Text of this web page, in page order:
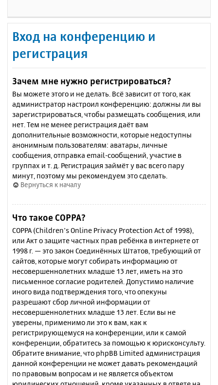
Вход на конференцию и
регистрация
Зачем мне нужно регистрироваться?
Вы можете этого и не делать. Всё зависит от того, как
администратор настроил конференцию: должны ли вы
зарегистрироваться, чтобы размещать сообщения, или
нет. Тем не менее регистрация даёт вам
дополнительные возможности, которые недоступны
анонимным пользователям: аватары, личные
сообщения, отправка email-сообщений, участие в
группах и т. д. Регистрация займёт у вас всего пару
минут, поэтому мы рекомендуем это сделать.
Вернуться к началу
Что такое COPPA?
COPPA (Children’s Online Privacy Protection Act of 1998),
или Акт о защите частных прав ребёнка в интернете от
1998 г. — это закон Соединённых Штатов, требующий от
сайтов, которые могут собирать информацию от
несовершеннолетних младше 13 лет, иметь на это
письменное согласие родителей. Допустимо наличие
иного вида подтверждения того, что опекуны
разрешают сбор личной информации от
несовершеннолетних младше 13 лет. Если вы не
уверены, применимо ли это к вам, как к
регистрирующемуся на конференции, или к самой
конференции, обратитесь за помощью к юрисконсульту.
Обратите внимание, что phpBB Limited администрация
данной конференции не может давать рекомендаций
по правовым вопросам и не является объектом